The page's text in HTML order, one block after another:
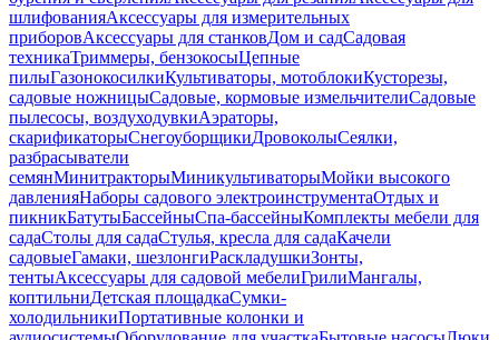
шлифованияАксессуары для измерительных
приборовАксессуары для станковДом и садСадовая
техникаТриммеры, бензокосыЦепные
пилыГазонокосилкиКультиваторы, мотоблокиКусторезы,
садовые ножницыСадовые, кормовые измельчителиСадовые
пылесосы, воздуходувкиАэраторы,
скарификаторыСнегоуборщикиДровоколыСеялки,
разбрасыватели
семянМинитракторыМиникультиваторыМойки высокого
давленияНаборы садового электроинструментаОтдых и
пикникБатутыБассейныСпа-бассейныКомплекты мебели для
садаСтолы для садаСтулья, кресла для садаКачели
садовыеГамаки, шезлонгиРаскладушкиЗонты,
тентыАксессуары для садовой мебелиГрилиМангалы,
коптильниДетская площадкаСумки-
холодильникиПортативные колонки и